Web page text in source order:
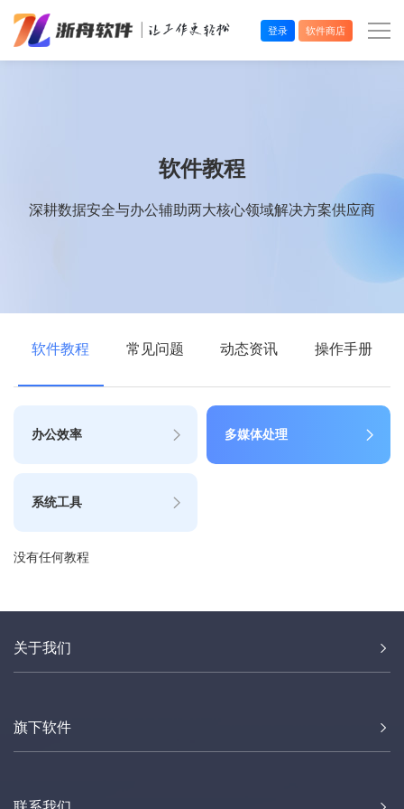
登录 软件商店
软件教程
深耕数据安全与办公辅助两大核心领域解决方案供应商
软件教程 常见问题 动态资讯 操作手册
办公效率 多媒体处理
系统工具
没有任何教程
关于我们
旗下软件